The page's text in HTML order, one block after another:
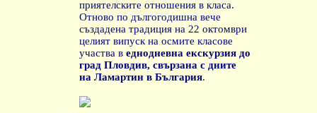
приятелските отношения в класа.
Отново по дългогодишна вече
създадена традиция на 22 октомври
целият випуск на осмите класове
участва в еднодневна екскурзия до
град Пловдив, свързана с дните
на Ламартин в България.